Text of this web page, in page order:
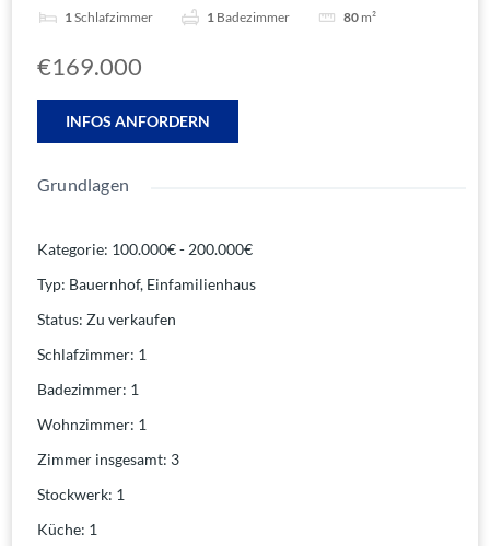
1Schlafzimmer 1 Badezimmer 80 m²
€169.000
INFOS ANFORDERN
Grundlagen
Kategorie: 100.000€ - 200.000€
Typ: Bauernhof, Einfamilienhaus
Status: Zu verkaufen
Schlafzimmer: 1
Badezimmer: 1
Wohnzimmer: 1
Zimmer insgesamt: 3
Stockwerk: 1
Küche: 1